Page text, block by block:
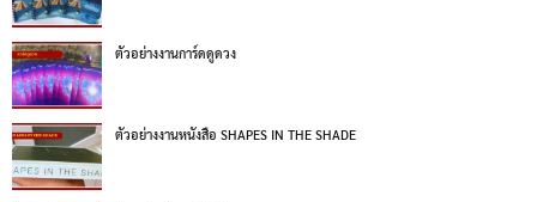
ตัวอย่างงานการ์ดดูดวง
ตัวอย่างงานหนังสือ SHAPES IN THE SHADE